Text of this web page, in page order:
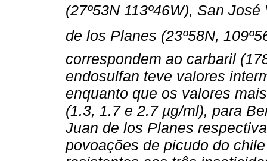
(27º53N 113º46W), San
de los Planes (23º58N,
correspondem ao carbaril
endosulfan teve valores
enquanto que os valores
(1.3, 1.7 e 2.7 µg/ml), para
Juan de los Planes
povoações de picudo do